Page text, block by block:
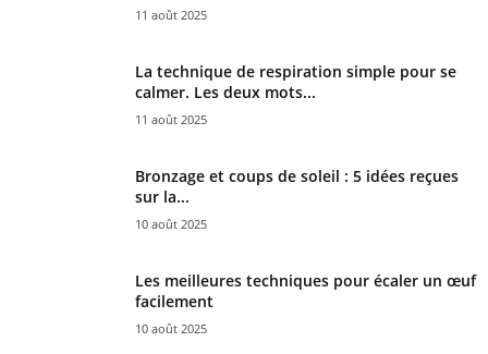
11 août 2025
La technique de respiration simple pour se
calmer. Les deux mots...
11 août 2025
Bronzage et coups de soleil : 5 idées reçues
sur la...
10 août 2025
Les meilleures techniques pour écaler un œuf
facilement
10 août 2025